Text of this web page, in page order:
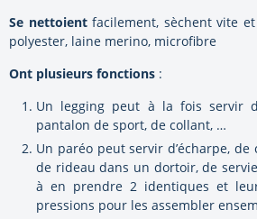
Se nettoientfacilement, sèchent vite
polyester, laine merino, microfibre
Ont plusieurs fonctions :
Un legging peut à la fois servir
pantalon de sport, de collant, …
Un paréo peut servir d’écharpe,
de rideau dans un dortoir, de
à en prendre 2 identiques et
pressions pour les assembler